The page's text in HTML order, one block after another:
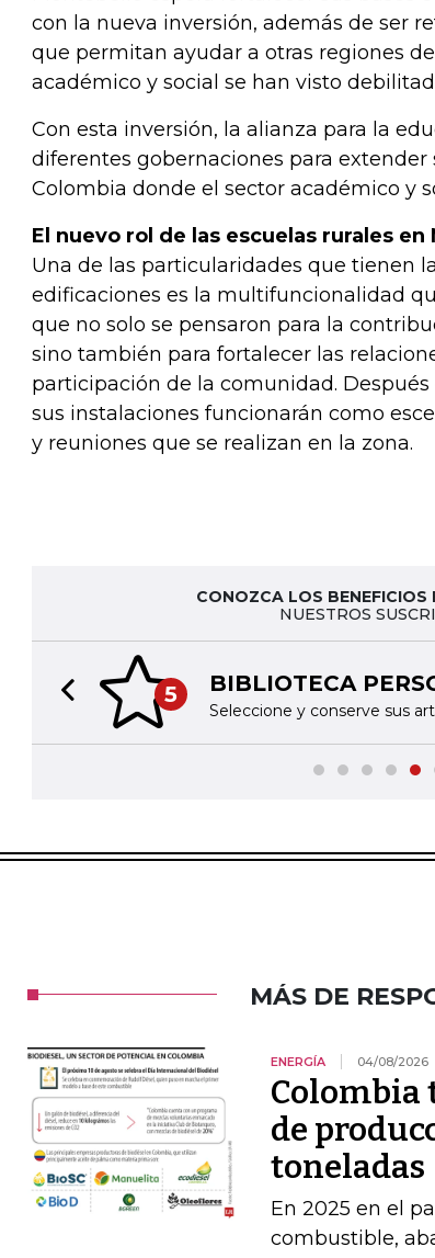
con la nueva inversión, además de ser
que permitan ayudar a otras regiones
académico y social se han visto
Con esta inversión, la alianza para la
diferentes gobernaciones para extender
Colombia donde el sector académico y
El nuevo rol de las escuelas rurales
Una de las particularidades que tienen
edificaciones es la multifuncionalidad
que no solo se pensaron para la
sino también para fortalecer las
participación de la comunidad.
sus instalaciones funcionarán como
y reuniones que se realizan en la zona.
CONOZCA LOS BENEFICIOS
NUESTROS
5 BIBLIOTECA
Seleccione y conserve sus
Previous slide
MÁS DE
ENERGÍA 04/08/2026
Colombia
de
toneladas
En 2025 en el
combustible,